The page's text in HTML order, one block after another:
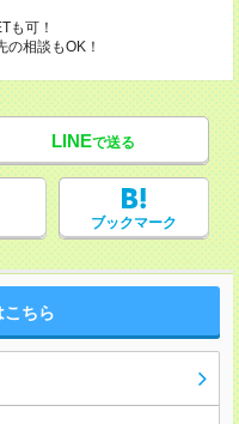
も可！
相談もOK！
LINEで送る
ブックマーク
こちら